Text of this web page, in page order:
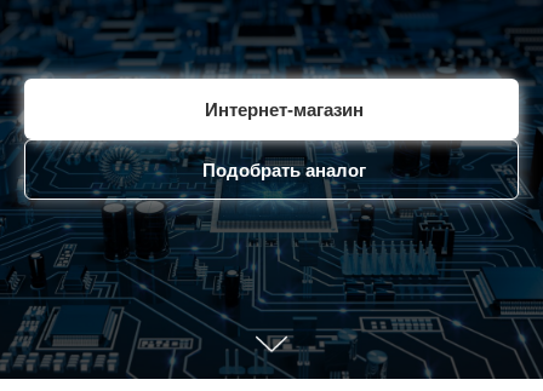
Интернет-магазин
Подобрать аналог